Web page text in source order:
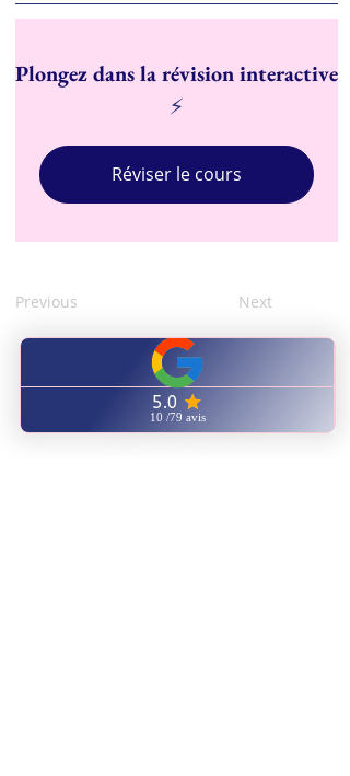
Plongez dans la révision interactive
⚡
Réviser le cours
Previous Next